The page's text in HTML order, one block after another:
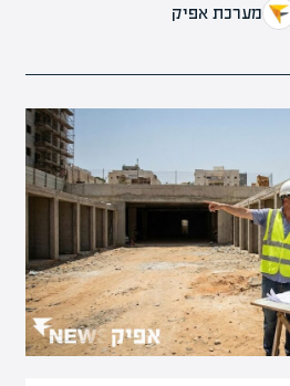
מערכת אפיק